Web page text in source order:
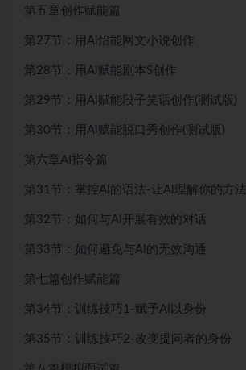
第五章创作赋能篇
第27节：用Al怡能网文小说创作
第28节：用Al赋能剧本S创作
第29节：用Al赋能段子笑话创作(测试版)
第30节：用Al赋能脱口秀创作(测试版)
第六章AI指令篇
第31节：掌控Al的语法-让Al理解你的方法
第32节：如何与Al开展有效的对话
第33节：如何避免与Al的无效沟通
第七篇创作赋能篇
第34节：训练技巧1-赋予Al以身份
第35节：训练技巧2-改变提问者的身份